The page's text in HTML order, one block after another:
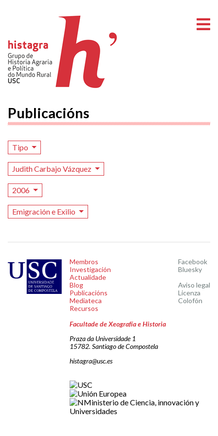
Publicacións
Tipo
Judith Carbajo Vázquez
2006
Emigración e Exilio
Membros
Investigación
Actualidade
Blog
Publicacións
Mediateca
Recursos
Facebook
Bluesky
Aviso legal
Licenza
Colofón
Facultade de Xeografía e Historia
Praza da Universidade 1
15782. Santiago de Compostela
histagra@usc.es